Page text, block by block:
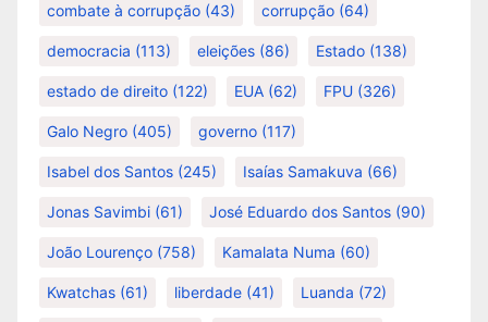
combate à corrupção (43) corrupção (64)
democracia (113) eleições (86) Estado (138)
estado de direito (122) EUA (62) FPU (326)
Galo Negro (405) governo (117)
Isabel dos Santos (245) Isaías Samakuva (66)
Jonas Savimbi (61) José Eduardo dos Santos (90)
João Lourenço (758) Kamalata Numa (60)
Kwatchas (61) liberdade (41) Luanda (72)